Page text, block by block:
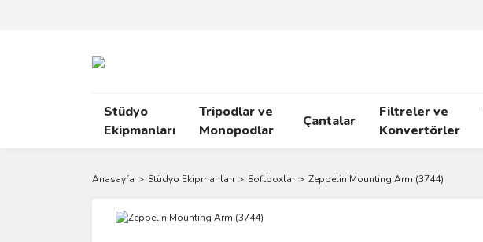
Stüdyo
Ekipmanları
Tripodlar ve
Monopodlar
Çantalar
Filtreler ve
Konvertörler
Anasayfa Stüdyo Ekipmanları Softboxlar Zeppelin Mounting Arm (3744)